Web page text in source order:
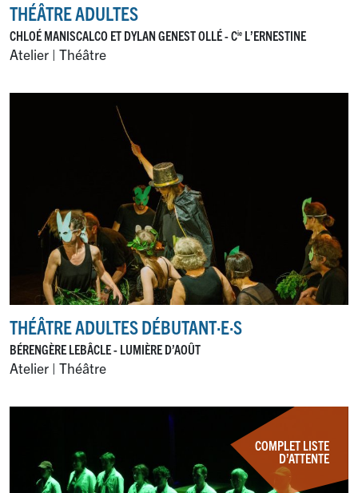
THÉÂTRE ADULTES
CHLOÉ MANISCALCO ET DYLAN GENEST OLLÉ - Cie L’ERNESTINE
Atelier | Théâtre
THÉÂTRE ADULTES DÉBUTANT·E·S
BÉRENGÈRE LEBÂCLE - LUMIÈRE D’AOÛT
Atelier | Théâtre
COMPLET LISTE
D’ATTENTE